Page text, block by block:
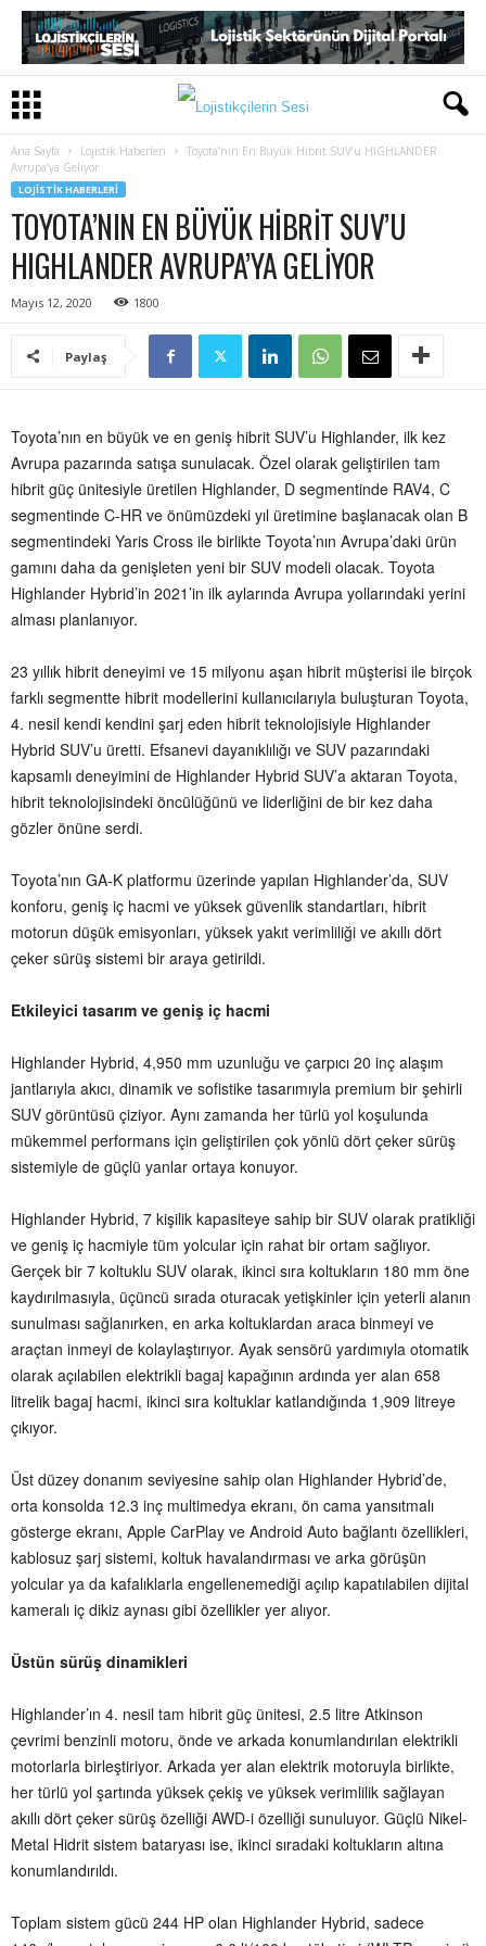
Ana Sayfa Lojistik Haberleri
Toyota’nın En Büyük Hibrit SUV’u HIGHLANDER
Avrupa’ya Geliyor
LOJISTIK HABERLERI
TOYOTA’NIN EN BÜYÜK HIBRIT SUV’U
HIGHLANDER AVRUPA’YA GELIYOR
Mayıs 12, 2020 1800
Paylaş
Toyota’nın en büyük ve en geniş hibrit SUV’u Highlander, ilk kez
Avrupa pazarında satışa sunulacak. Özel olarak geliştirilen tam
hibrit güç ünitesiyle üretilen Highlander, D segmentinde RAV4, C
segmentinde C-HR ve önümüzdeki yıl üretimine başlanacak olan B
segmentindeki Yaris Cross ile birlikte Toyota’nın Avrupa’daki ürün
gamını daha da genişleten yeni bir SUV modeli olacak. Toyota
Highlander Hybrid’in 2021’in ilk aylarında Avrupa yollarındaki yerini
alması planlanıyor.
23 yıllık hibrit deneyimi ve 15 milyonu aşan hibrit müşterisi ile birçok
farklı segmentte hibrit modellerini kullanıcılarıyla buluşturan Toyota,
4. nesil kendi kendini şarj eden hibrit teknolojisiyle Highlander
Hybrid SUV’u üretti. Efsanevi dayanıklılığı ve SUV pazarındaki
kapsamlı deneyimini de Highlander Hybrid SUV’a aktaran Toyota,
hibrit teknolojisindeki öncülüğünü ve liderliğini de bir kez daha
gözler önüne serdi.
Toyota’nın GA-K platformu üzerinde yapılan Highlander’da, SUV
konforu, geniş iç hacmi ve yüksek güvenlik standartları, hibrit
motorun düşük emisyonları, yüksek yakıt verimliliği ve akıllı dört
çeker sürüş sistemi bir araya getirildi.
Etkileyici tasarım ve geniş iç hacmi
Highlander Hybrid, 4,950 mm uzunluğu ve çarpıcı 20 inç alaşım
jantlarıyla akıcı, dinamik ve sofistike tasarımıyla premium bir şehirli
SUV görüntüsü çiziyor. Aynı zamanda her türlü yol koşulunda
mükemmel performans için geliştirilen çok yönlü dört çeker sürüş
sistemiyle de güçlü yanlar ortaya konuyor.
Highlander Hybrid, 7 kişilik kapasiteye sahip bir SUV olarak pratikliği
ve geniş iç hacmiyle tüm yolcular için rahat bir ortam sağlıyor.
Gerçek bir 7 koltuklu SUV olarak, ikinci sıra koltukların 180 mm öne
kaydırılmasıyla, üçüncü sırada oturacak yetişkinler için yeterli alanın
sunulması sağlanırken, en arka koltuklardan araca binmeyi ve
araçtan inmeyi de kolaylaştırıyor. Ayak sensörü yardımıyla otomatik
olarak açılabilen elektrikli bagaj kapağının ardında yer alan 658
litrelik bagaj hacmi, ikinci sıra koltuklar katlandığında 1,909 litreye
çıkıyor.
Üst düzey donanım seviyesine sahip olan Highlander Hybrid’de,
orta konsolda 12.3 inç multimedya ekranı, ön cama yansıtmalı
gösterge ekranı, Apple CarPlay ve Android Auto bağlantı özellikleri,
kablosuz şarj sistemi, koltuk havalandırması ve arka görüşün
yolcular ya da kafalıklarla engellenemediği açılıp kapatılabilen dijital
kameralı iç dikiz aynası gibi özellikler yer alıyor.
Üstün sürüş dinamikleri
Highlander’ın 4. nesil tam hibrit güç ünitesi, 2.5 litre Atkinson
çevrimi benzinli motoru, önde ve arkada konumlandırılan elektrikli
motorlarla birleştiriyor. Arkada yer alan elektrik motoruyla birlikte,
her türlü yol şartında yüksek çekiş ve yüksek verimlilik sağlayan
akıllı dört çeker sürüş özelliği AWD-i özelliği sunuluyor. Güçlü Nikel-
Metal Hidrit sistem bataryası ise, ikinci sıradaki koltukların altına
konumlandırıldı.
Toplam sistem gücü 244 HP olan Highlander Hybrid, sadece